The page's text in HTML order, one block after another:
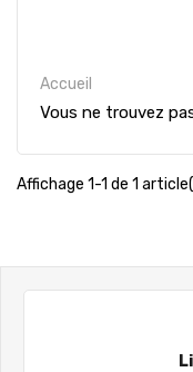
Accueil
Vous ne trouvez
Affichage 1-1 de 1